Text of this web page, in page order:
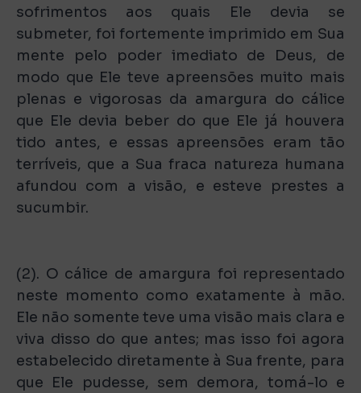
sofrimentos aos quais Ele devia se
submeter, foi fortemente imprimido em Sua
mente pelo poder imediato de Deus, de
modo que Ele teve apreensões muito mais
plenas e vigorosas da amargura do cálice
que Ele devia beber do que Ele já houvera
tido antes, e essas apreensões eram tão
terríveis, que a Sua fraca natureza humana
afundou com a visão, e esteve prestes a
sucumbir.
(2). O cálice de amargura foi representado
neste momento como exatamente à mão.
Ele não somente teve uma visão mais clara e
viva disso do que antes; mas isso foi agora
estabelecido diretamente à Sua frente, para
que Ele pudesse, sem demora, tomá-lo e